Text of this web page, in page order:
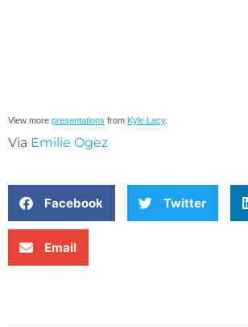
View more presentations from Kyle Lacy.
Via Emilie Ogez
Facebook Twitter
Email